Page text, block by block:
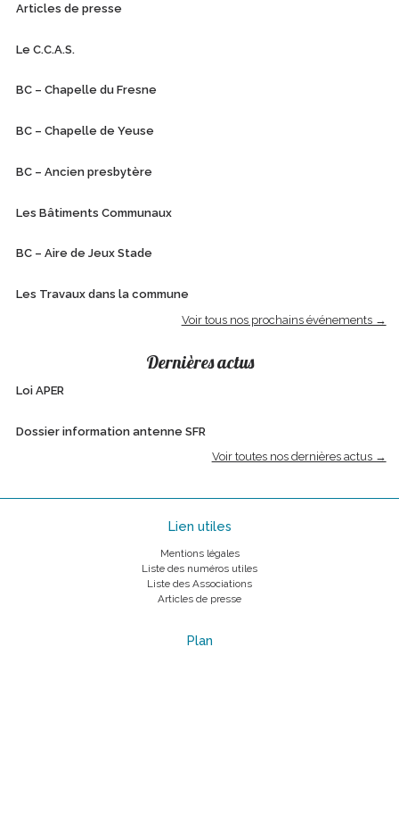
Articles de presse
Le C.C.A.S.
BC – Chapelle du Fresne
BC – Chapelle de Yeuse
BC – Ancien presbytère
Les Bâtiments Communaux
BC – Aire de Jeux Stade
Les Travaux dans la commune
Voir tous nos prochains événements →
Dernières actus
Loi APER
Dossier information antenne SFR
Voir toutes nos dernières actus →
Lien utiles
Mentions légales
Liste des numéros utiles
Liste des Associations
Articles de presse
Plan